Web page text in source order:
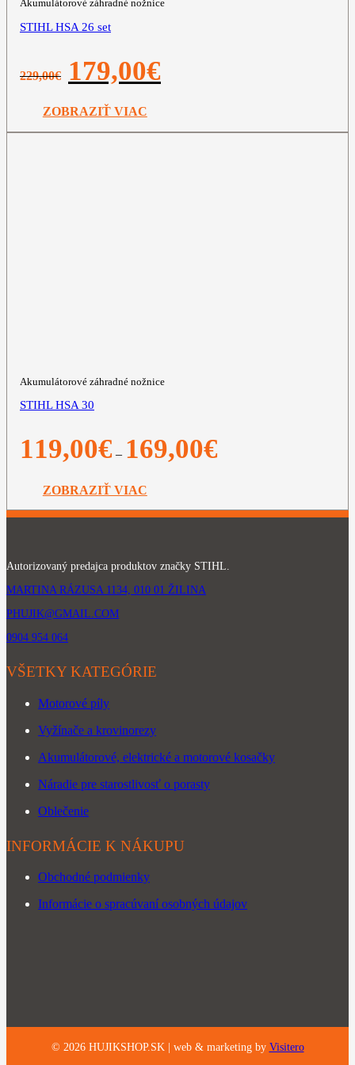
Akumulátorové záhradné nožnice
STIHL HSA 26 set
229,00€
Pôvodná
cena
229,00€.
179,00€
ZOBRAZIŤ VIAC
Akumulátorové záhradné nožnice
STIHL HSA 30
119,00€ – 169,00€
ZOBRAZIŤ VIAC
Autorizovaný predajca produktov značky STIHL.
MARTINA RÁZUSA 1134, 010 01 ŽILINA
PHUJIK@GMAIL.COM
0904 954 064
VŠETKY KATEGÓRIE
Motorové píly
Vyžínače a krovinorezy
Akumulátorové, elektrické a motorové kosačky
Náradie pre starostlivosť o porasty
Oblečenie
INFORMÁCIE K NÁKUPU
Obchodné podmienky
Informácie o spracúvaní osobných údajov
© 2026HUJIKSHOP.SK | web & marketing by Visitero